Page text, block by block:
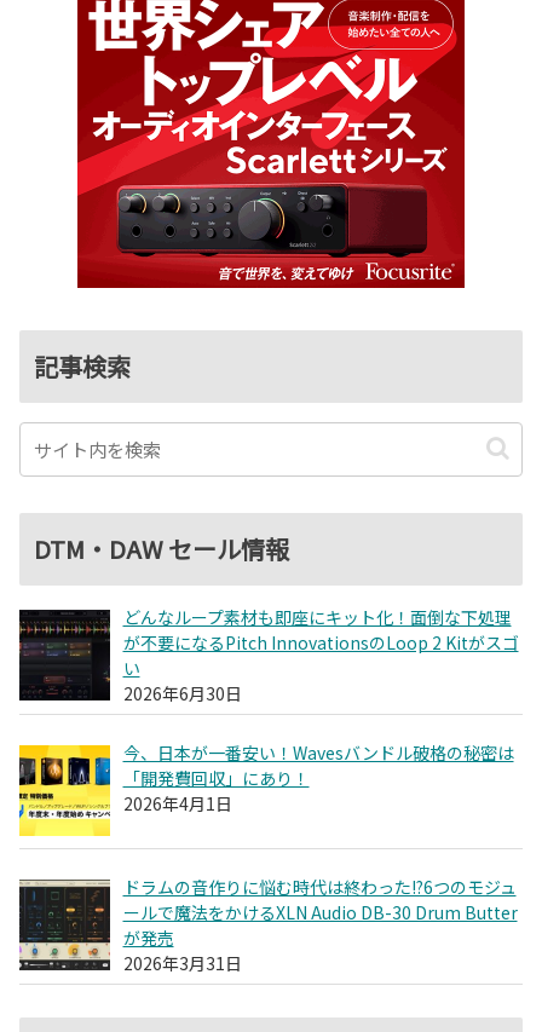
記事検索
DTM・DAW セール情報
どんなループ素材も即座にキット化！面倒な下処理
が不要になるPitch InnovationsのLoop 2 Kitがスゴ
い
2026年6月30日
今、日本が一番安い！Wavesバンドル破格の秘密は
「開発費回収」にあり！
2026年4月1日
ドラムの音作りに悩む時代は終わった!?6つのモジュ
ールで魔法をかけるXLN Audio DB-30 Drum Butter
が発売
2026年3月31日